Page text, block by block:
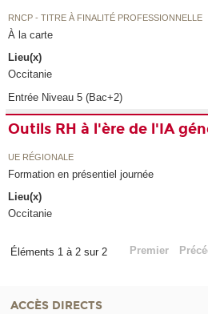
RNCP - TITRE À FINALITÉ PROFESSIONNELLE
À la carte
Lieu(x)
Occitanie
Entrée Niveau 5 (Bac+2)
Outils RH à l'ère de l'IA
UE RÉGIONALE
Formation en présentiel journée
Lieu(x)
Occitanie
Éléments 1 à 2 sur 2 Premier
ACCÈS DIRECTS